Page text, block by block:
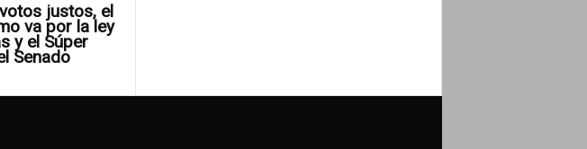
justos, el
va por la ley
y el Súper
Senado